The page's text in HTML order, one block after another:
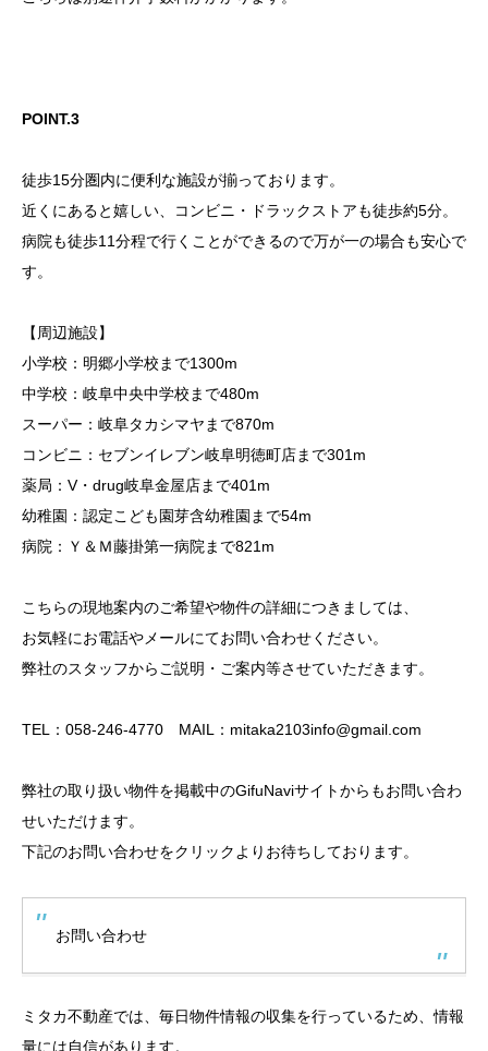
POINT.3
徒歩15分圏内に便利な施設が揃っております。
近くにあると嬉しい、コンビニ・ドラックストアも徒歩約5分。
病院も徒歩11分程で行くことができるので万が一の場合も安心で
す。
【周辺施設】
小学校：明郷小学校まで1300m
中学校：岐阜中央中学校まで480m
スーパー：岐阜タカシマヤまで870m
コンビニ：セブンイレブン岐阜明徳町店まで301m
薬局：V・drug岐阜金屋店まで401m
幼稚園：認定こども園芽含幼稚園まで54m
病院：Ｙ＆Ｍ藤掛第一病院まで821m
こちらの現地案内のご希望や物件の詳細につきましては、
お気軽にお電話やメールにてお問い合わせください。
弊社のスタッフからご説明・ご案内等させていただきます。
TEL：058-246-4770 MAIL：mitaka2103info@gmail.com
弊社の取り扱い物件を掲載中のGifuNaviサイトからもお問い合わ
せいただけます。
下記のお問い合わせをクリックよりお待ちしております。
お問い合わせ
ミタカ不動産では、毎日物件情報の収集を行っているため、情報
量には自信があります。